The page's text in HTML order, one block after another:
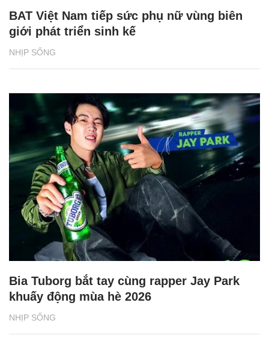
NHỊP SỐNG
BAT Việt Nam tiếp sức phụ nữ vùng biên
giới phát triển sinh kế
NHỊP SỐNG
Bia Tuborg bắt tay cùng rapper Jay Park
khuấy động mùa hè 2026